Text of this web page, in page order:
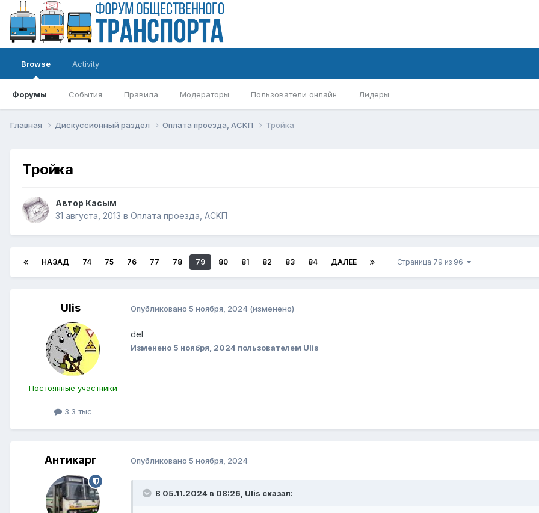
Browse
Форумы События Правила Модераторы Пользователи онлайн Лидеры
Activity
Главная Дискуссионный раздел Оплата проезда, АСKП Тройка
Тройка
Автор Касым
31 августа, 2013 в Оплата проезда, АСKП
НАЗАД 74 75 76 77 78 79 80 81 82 83 84 ДАЛЕЕ Страница 79 из 96
Ulis
Постоянные участники
3.3 тыс
Опубликовано 5 ноября, 2024 (изменено)
del
Изменено 5 ноября, 2024 пользователем Ulis
Антикарг Опубликовано 5 ноября, 2024
В 05.11.2024 в 08:26, Ulis сказал: